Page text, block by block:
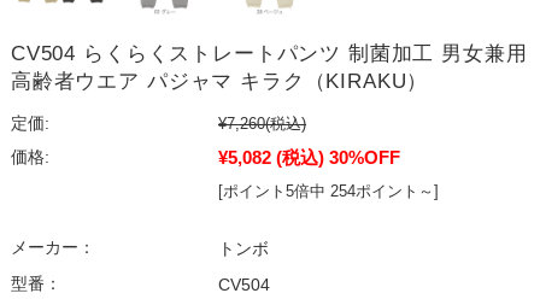
CV504 らくらくストレートパンツ 制菌加工 男女兼用
高齢者ウエア パジャマ キラク（KIRAKU）
定価: ¥7,260(税込)
価格:
¥5,082 (税込) 30%OFF
[ポイント5倍中 254ポイント～]
メーカー：
トンボ
型番：
CV504